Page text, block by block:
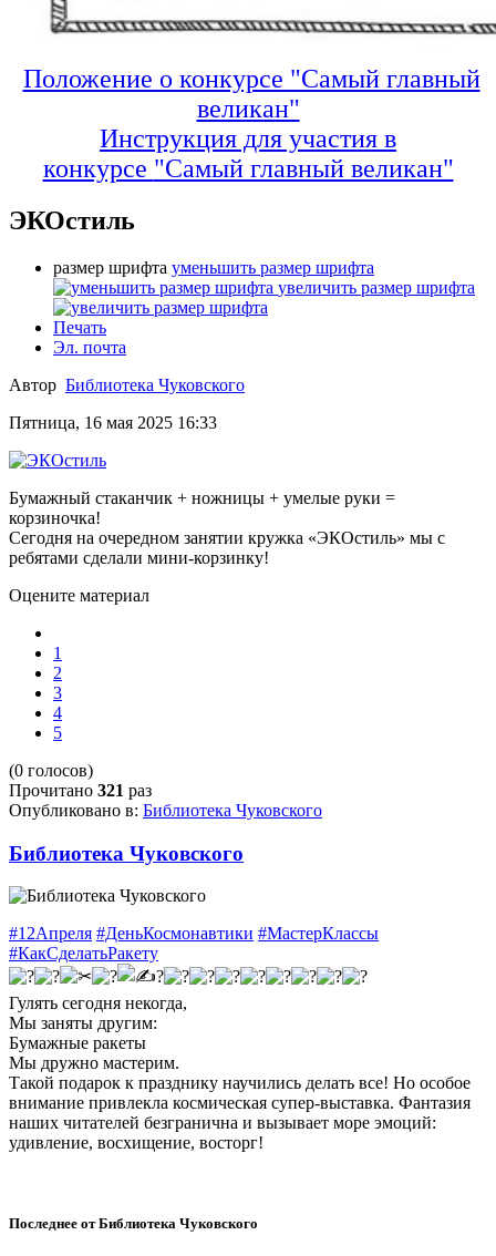
Положение о конкурсе "Самый главный
великан"
Инструкция для участия в
конкурсе "Самый главный великан"
ЭКОстиль
размер шрифта уменьшить размер шрифта
увеличить размер шрифта
Печать
Эл. почта
Автор Библиотека Чуковского
Пятница, 16 мая 2025 16:33
Бумажный стаканчик + ножницы + умелые руки =
корзиночка!
Сегодня на очередном занятии кружка «ЭКОстиль» мы с
ребятами сделали мини-корзинку!
Оцените материал
1
2
3
4
5
(0 голосов)
Прочитано 321 раз
Опубликовано в: Библиотека Чуковского
Библиотека Чуковского
#12Апреля #ДеньКосмонавтики #МастерКлассы
#КакСделатьРакету
Гулять сегодня некогда,
Мы заняты другим:
Бумажные ракеты
Мы дружно мастерим.
Такой подарок к празднику научились делать все! Но особое
внимание привлекла космическая супер-выставка. Фантазия
наших читателей безгранична и вызывает море эмоций:
удивление, восхищение, восторг!
Последнее от Библиотека Чуковского